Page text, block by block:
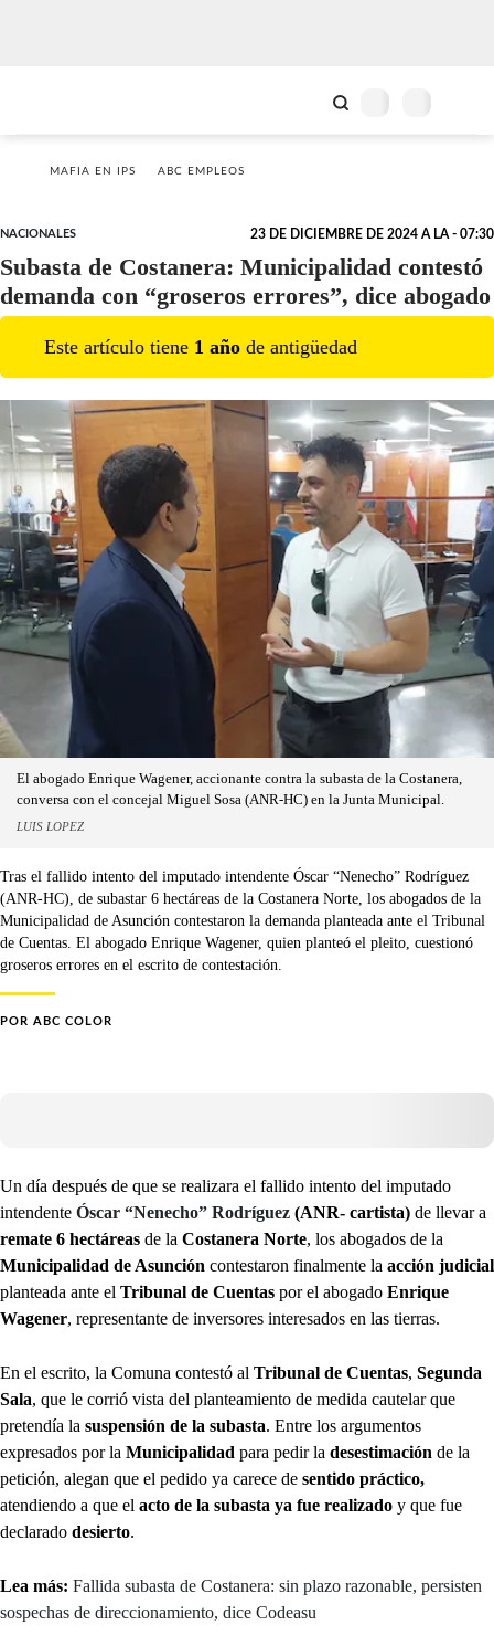
MAFIA EN IPS ABC EMPLEOS
NACIONALES 23 DE DICIEMBRE DE 2024 A LA - 07:30
Subasta de Costanera: Municipalidad contestó
demanda con “groseros errores”, dice abogado
Este artículo tiene 1 año de antigüedad
El abogado Enrique Wagener, accionante contra la subasta de la Costanera,
conversa con el concejal Miguel Sosa (ANR-HC) en la Junta Municipal.
LUIS LOPEZ
Tras el fallido intento del imputado intendente Óscar “Nenecho” Rodríguez
(ANR-HC), de subastar 6 hectáreas de la Costanera Norte, los abogados de la
Municipalidad de Asunción contestaron la demanda planteada ante el Tribunal
de Cuentas. El abogado Enrique Wagener, quien planteó el pleito, cuestionó
groseros errores en el escrito de contestación.
POR ABC COLOR
Un día después de que se realizara el fallido intento del imputado
intendente Óscar “Nenecho” Rodríguez (ANR- cartista) de llevar a
remate 6 hectáreas de la Costanera Norte, los abogados de la
Municipalidad de Asunción contestaron finalmente la acción judicial
planteada ante el Tribunal de Cuentas por el abogado Enrique
Wagener, representante de inversores interesados en las tierras.
En el escrito, la Comuna contestó al Tribunal de Cuentas, Segunda
Sala, que le corrió vista del planteamiento de medida cautelar que
pretendía la suspensión de la subasta. Entre los argumentos
expresados por la Municipalidad para pedir la desestimación de la
petición, alegan que el pedido ya carece de sentido práctico,
atendiendo a que el acto de la subasta ya fue realizado y que fue
declarado desierto.
Lea más: Fallida subasta de Costanera: sin plazo razonable, persisten
sospechas de direccionamiento, dice Codeasu